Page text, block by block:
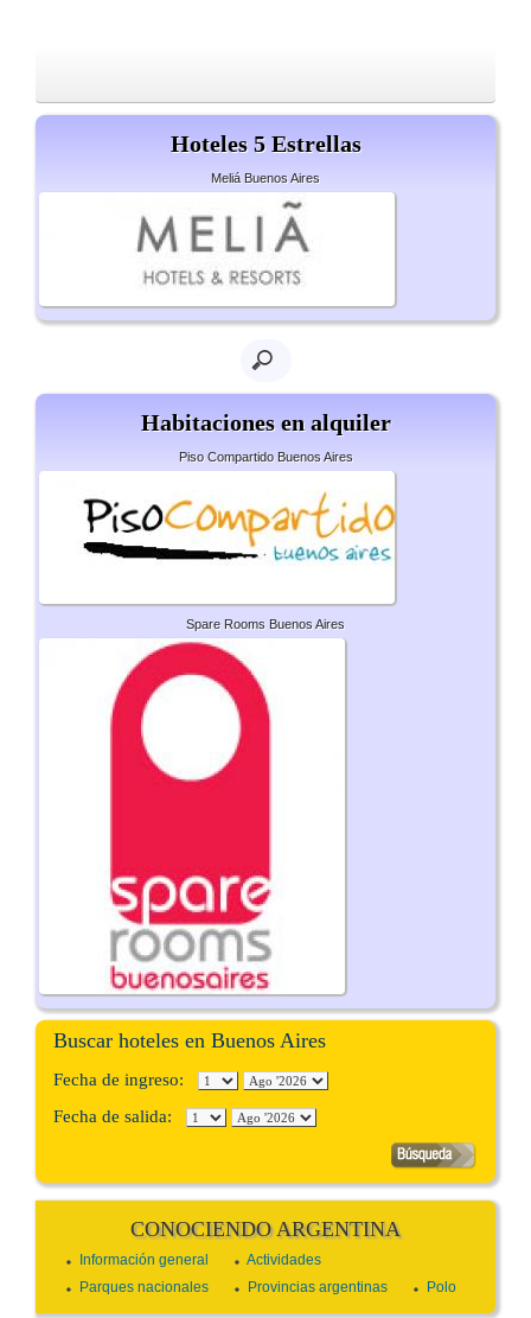
Hoteles 5 Estrellas
Meliá Buenos Aires
Habitaciones en alquiler
Piso Compartido Buenos Aires
Spare Rooms Buenos Aires
Buscar hoteles en Buenos Aires
Fecha de ingreso:
Fecha de salida:
CONOCIENDO ARGENTINA
Información general
Actividades
Parques nacionales
Provincias argentinas Polo